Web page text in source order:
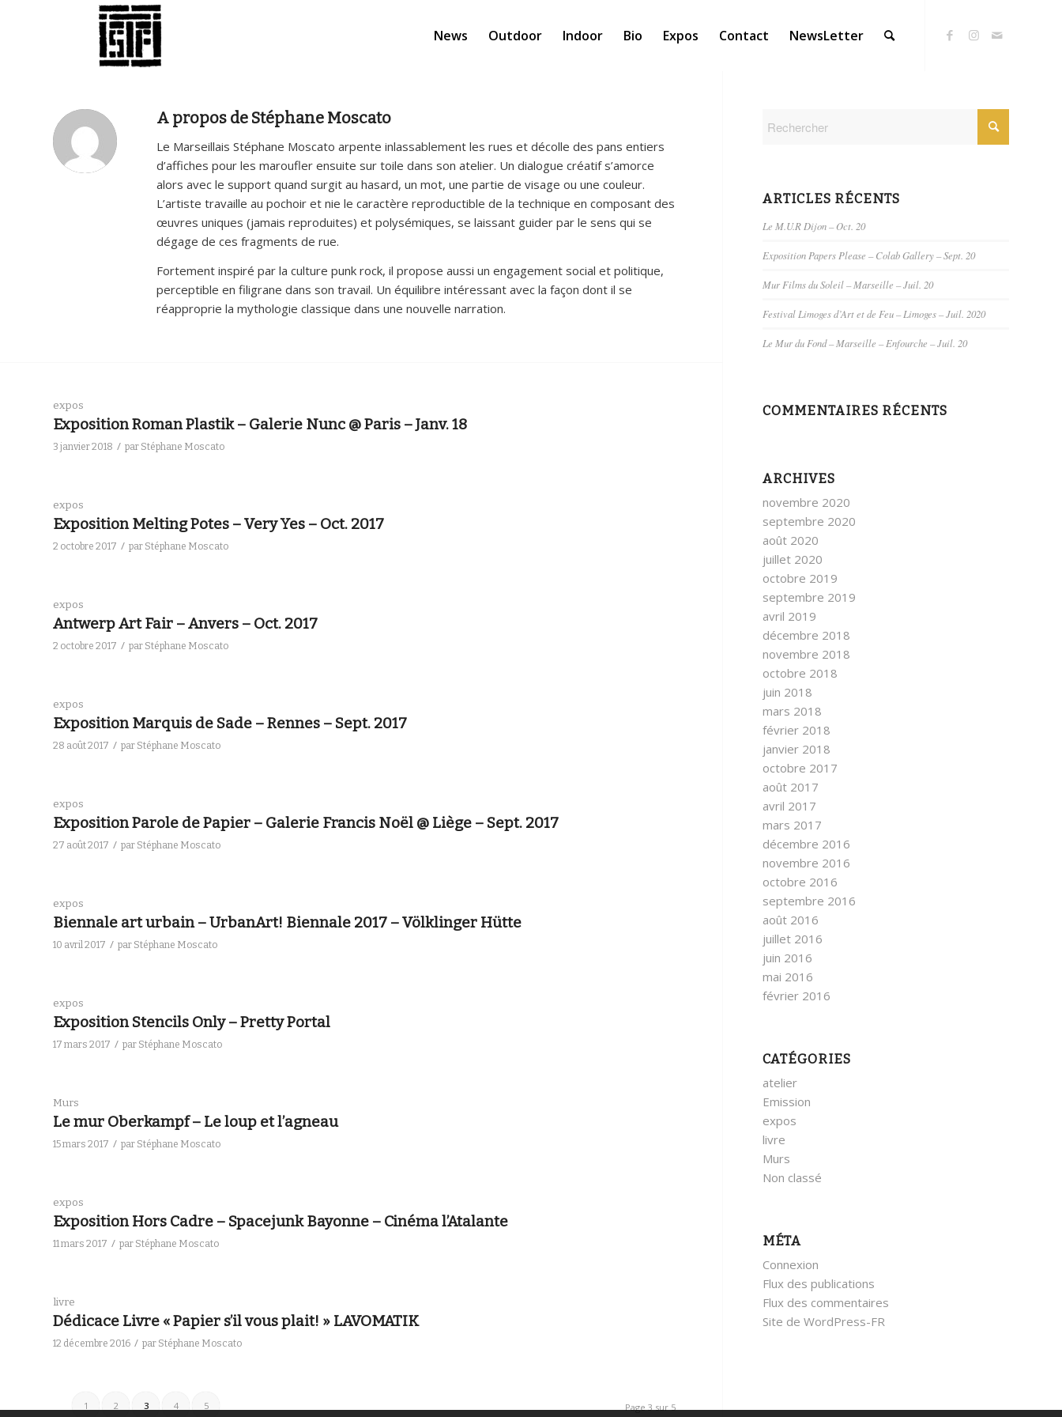
News Outdoor Indoor Bio Expos Contact NewsLetter
A propos de Stéphane Moscato
Le Marseillais Stéphane Moscato arpente inlassablement les rues et décolle des pans entiers
d’affiches pour les maroufler ensuite sur toile dans son atelier. Un dialogue créatif s’amorce
alors avec le support quand surgit au hasard, un mot, une partie de visage ou une couleur.
L’artiste travaille au pochoir et nie le caractère reproductible de la technique en composant des
œuvres uniques (jamais reproduites) et polysémiques, se laissant guider par le sens qui se
dégage de ces fragments de rue.
Fortement inspiré par la culture punk rock, il propose aussi un engagement social et politique,
perceptible en filigrane dans son travail. Un équilibre intéressant avec la façon dont il se
réapproprie la mythologie classique dans une nouvelle narration.
expos
Exposition Roman Plastik – Galerie Nunc @ Paris – Janv. 18
3 janvier 2018 / par Stéphane Moscato
expos
Exposition Melting Potes – Very Yes – Oct. 2017
2 octobre 2017 / par Stéphane Moscato
expos
Antwerp Art Fair – Anvers – Oct. 2017
2 octobre 2017 / par Stéphane Moscato
expos
Exposition Marquis de Sade – Rennes – Sept. 2017
28 août 2017 / par Stéphane Moscato
expos
Exposition Parole de Papier – Galerie Francis Noël @ Liège – Sept. 2017
27 août 2017 / par Stéphane Moscato
expos
Biennale art urbain – UrbanArt! Biennale 2017 – Völklinger Hütte
10 avril 2017 / par Stéphane Moscato
expos
Exposition Stencils Only – Pretty Portal
17 mars 2017 / par Stéphane Moscato
Murs
Le mur Oberkampf – Le loup et l’agneau
15 mars 2017 / par Stéphane Moscato
expos
Exposition Hors Cadre – Spacejunk Bayonne – Cinéma l’Atalante
11 mars 2017 / par Stéphane Moscato
livre
Dédicace Livre « Papier s’il vous plait! » LAVOMATIK
12 décembre 2016 / par Stéphane Moscato
Page 3 sur 5
1 2 3 4 5
ARTICLES RÉCENTS
Le M.U.R Dijon – Oct. 20
Exposition Papers Please – Colab Gallery – Sept. 20
Mur Films du Soleil – Marseille – Juil. 20
Festival Limoges d’Art et de Feu – Limoges – Juil. 2020
Le Mur du Fond – Marseille – Enfourche – Juil. 20
COMMENTAIRES RÉCENTS
ARCHIVES
novembre 2020
septembre 2020
août 2020
juillet 2020
octobre 2019
septembre 2019
avril 2019
décembre 2018
novembre 2018
octobre 2018
juin 2018
mars 2018
février 2018
janvier 2018
octobre 2017
août 2017
avril 2017
mars 2017
décembre 2016
novembre 2016
octobre 2016
septembre 2016
août 2016
juillet 2016
juin 2016
mai 2016
février 2016
CATÉGORIES
atelier
Emission
expos
livre
Murs
Non classé
MÉTA
Connexion
Flux des publications
Flux des commentaires
Site de WordPress-FR